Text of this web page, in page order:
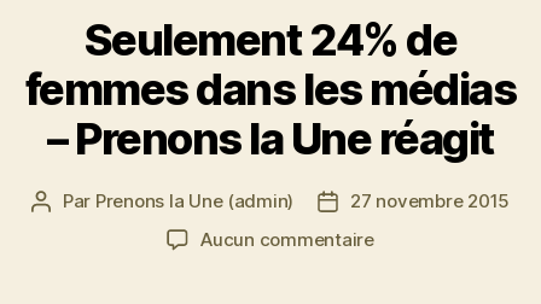
Seulement 24% de
femmes dans les médias
– Prenons la Une réagit
Auteur
Par Prenons la Une (admin)
Date27 novembre 2015
Aucun commentairesur